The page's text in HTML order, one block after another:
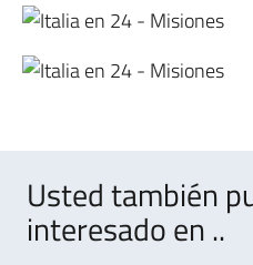
Usted también
interesado en ..